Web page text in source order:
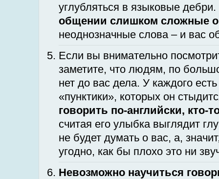
углубляться в языковые дебри.
общении слишком сложные
неоднозначные слова – и вас
Если вы внимательно
заметите, что людям, по
нет до вас дела. У каждого
«пунктики», которых он
говорить по-английски, кто-
считая его улыбка выглядит
не будет думать о вас, а,
угодно, как бы плохо это ни
Невозможно научиться